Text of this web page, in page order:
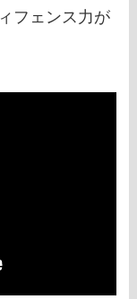
フェンス力が